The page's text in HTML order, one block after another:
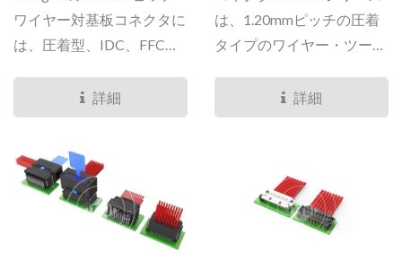
TU1007、TU1011、TU1020
シリーズ
ワイヤー対基板コネクタに
は、圧着型、IDC、FFC、
かのシリーズが含まれてお
り、幅広い用途に適してい
詳細
は、1.20mmピッチの圧着
タイプのワイヤー・ツー・
詳細